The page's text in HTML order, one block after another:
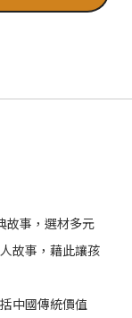
故事，選材多元
故事，藉此讓孩
中國傳統價值